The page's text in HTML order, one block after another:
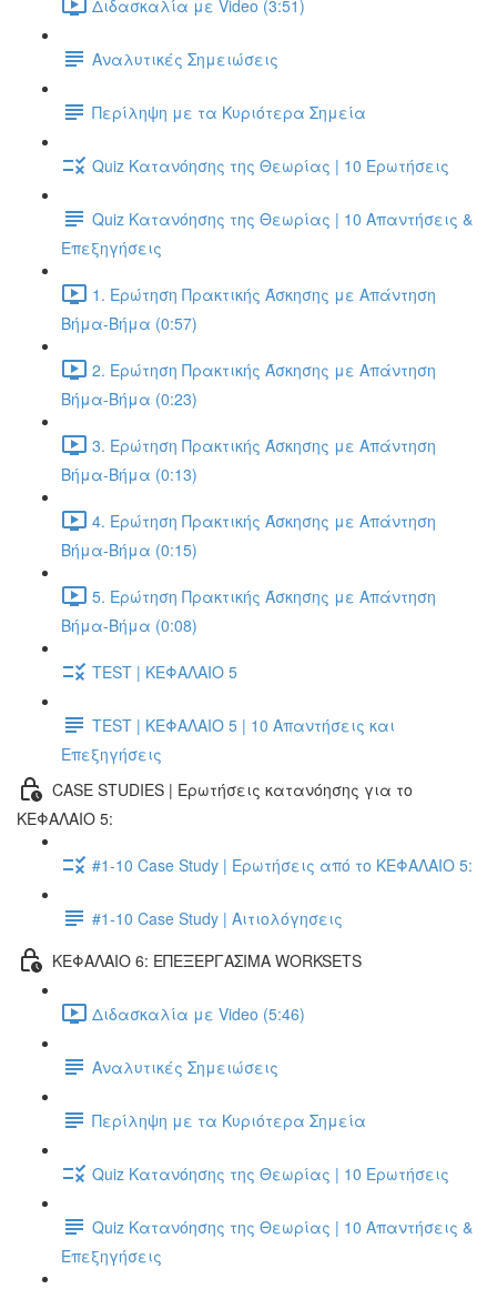
Διδασκαλία με Video (3:51)
Αναλυτικές Σημειώσεις
Περίληψη με τα Κυριότερα Σημεία
Quiz Κατανόησης της Θεωρίας | 10 Ερωτήσεις
Quiz Κατανόησης της Θεωρίας | 10 Απαντήσεις &
Επεξηγήσεις
1. Ερώτηση Πρακτικής Άσκησης με Απάντηση
Βήμα-Βήμα (0:57)
2. Ερώτηση Πρακτικής Άσκησης με Απάντηση
Βήμα-Βήμα (0:23)
3. Ερώτηση Πρακτικής Άσκησης με Απάντηση
Βήμα-Βήμα (0:13)
4. Ερώτηση Πρακτικής Άσκησης με Απάντηση
Βήμα-Βήμα (0:15)
5. Ερώτηση Πρακτικής Άσκησης με Απάντηση
Βήμα-Βήμα (0:08)
TEST | ΚΕΦΑΛΑΙΟ 5
TEST | ΚΕΦΑΛΑΙΟ 5 | 10 Απαντήσεις και
Επεξηγήσεις
CASE STUDIES | Ερωτήσεις κατανόησης για το
ΚΕΦΑΛΑΙΟ 5:
#1-10 Case Study | Ερωτήσεις από το ΚΕΦΑΛΑΙΟ 5:
#1-10 Case Study | Αιτιολόγησεις
ΚΕΦΑΛΑΙΟ 6: ΕΠΕΞΕΡΓΑΣΙΜΑ WORKSETS
Διδασκαλία με Video (5:46)
Αναλυτικές Σημειώσεις
Περίληψη με τα Κυριότερα Σημεία
Quiz Κατανόησης της Θεωρίας | 10 Ερωτήσεις
Quiz Κατανόησης της Θεωρίας | 10 Απαντήσεις &
Επεξηγήσεις